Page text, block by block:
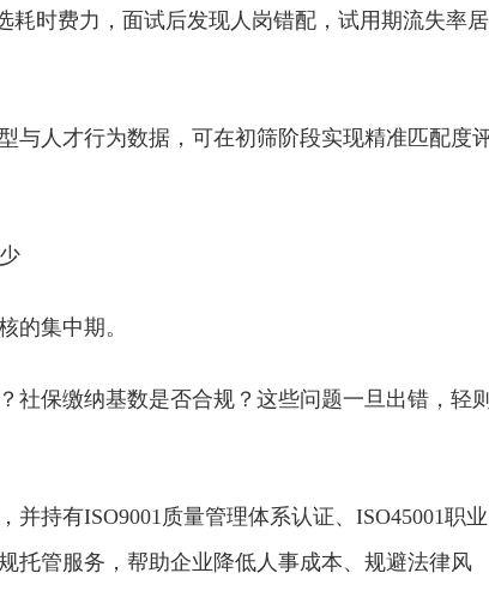
时费力，面试后发现人岗错配，试用期流失率居
与人才行为数据，可在初筛阶段实现精准匹配度
的集中期。
社保缴纳基数是否合规？这些问题一旦出错，轻则
持有ISO9001质量管理体系认证、ISO45001职业
托管服务，帮助企业降低人事成本、规避法律风